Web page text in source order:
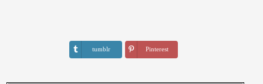
tumblr Pinterest